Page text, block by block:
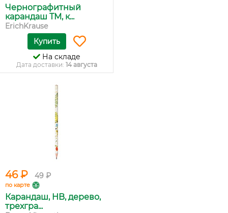
Чернографитный
карандаш ТМ, к...
ErichKrause
Купить
На складе
Дата доставки: 14 августа
46 ₽ 49 ₽
по карте
Карандаш, HB, дерево,
трехгра...